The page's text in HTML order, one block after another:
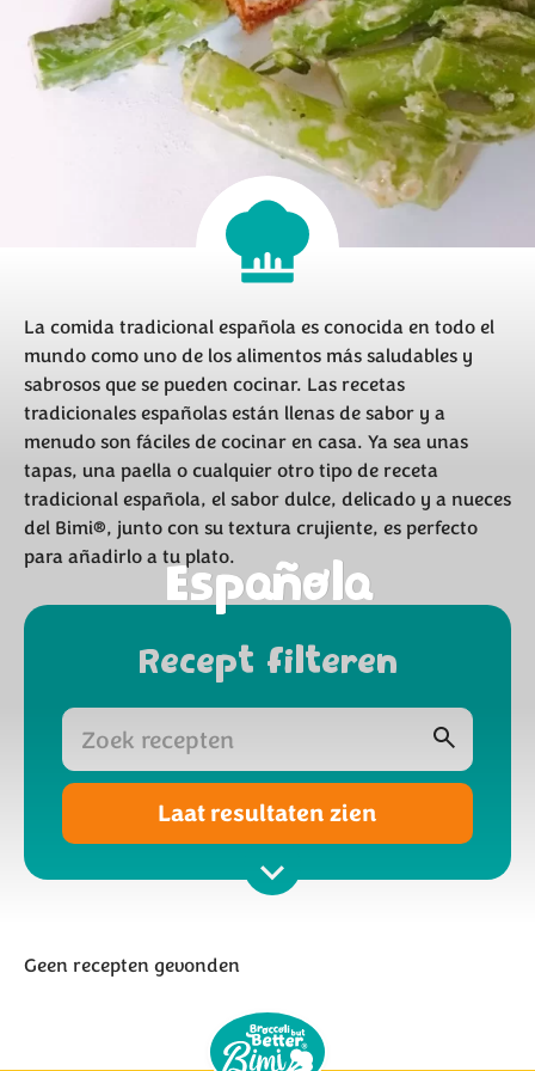
Española
La comida tradicional española es conocida en todo el
mundo como uno de los alimentos más saludables y
sabrosos que se pueden cocinar. Las recetas
tradicionales españolas están llenas de sabor y a
menudo son fáciles de cocinar en casa. Ya sea unas
tapas, una paella o cualquier otro tipo de receta
tradicional española, el sabor dulce, delicado y a nueces
del Bimi®, junto con su textura crujiente, es perfecto
para añadirlo a tu plato.
Recept filteren
Laat resultaten zien
Geen recepten gevonden